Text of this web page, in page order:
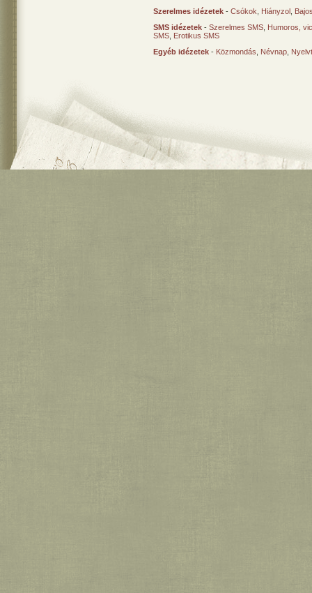
Szerelmes idézetek - Csókok Hiányzol
SMS idézetek - Szerelmes SMS Humoros,
SMS Erotikus SMS
Egyéb idézetek - Közmondás Névnap